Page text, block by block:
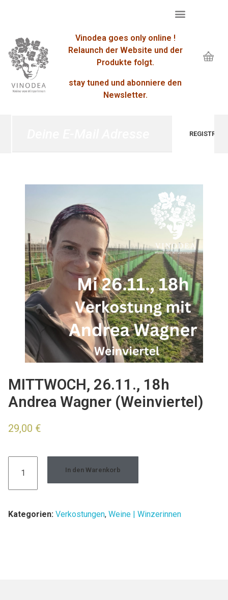
Vinodea goes only online !
Relaunch der Website und der
Produkte folgt.
stay tuned und abonniere den
Newsletter.
MITTWOCH, 26.11., 18h
Andrea Wagner (Weinviertel)
29,00 €
In den Warenkorb
Kategorien: Verkostungen, Weine | Winzerinnen